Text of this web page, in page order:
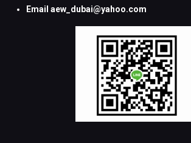
Email aew_dubai@yahoo.com